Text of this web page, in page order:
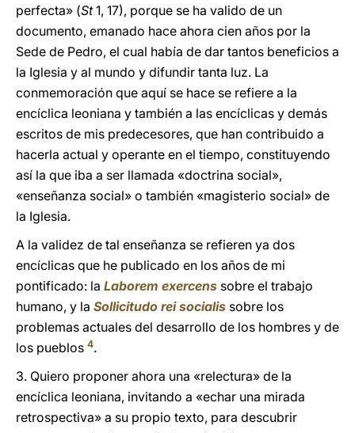
perfecta» (St1, 17), porque se ha valido de un
documento, emanado hace ahora cien años por la
Sede de Pedro, el cual había de dar tantos beneficios a
la Iglesia y al mundo y difundir tanta luz. La
conmemoración que aquí se hace se refiere a la
encíclica leoniana y también a las encíclicas y demás
escritos de mis predecesores, que han contribuido a
hacerla actual y operante en el tiempo, constituyendo
así la que iba a ser llamada «doctrina social»,
«enseñanza social» o también «magisterio social» de
la Iglesia.
A la validez de tal enseñanza se refieren ya dos
encíclicas que he publicado en los años de mi
pontificado: la Laborem exercens sobre el trabajo
humano, y la Sollicitudo rei socialis sobre los
problemas actuales del desarrollo de los hombres y de
los pueblos 4.
3. Quiero proponer ahora una «relectura» de la
encíclica leoniana, invitando a «echar una mirada
retrospectiva» a su propio texto, para descubrir